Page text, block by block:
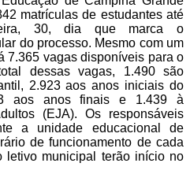
matrículas de estudantes até
30, dia que marca o
do processo. Mesmo com um
7.365 vagas disponíveis para o
dessas vagas, 1.490 são
2.923 aos anos iniciais do
aos anos finais e 1.439 à
(EJA). Os responsáveis
a unidade educacional de
de funcionamento de cada
letivo municipal terão início no